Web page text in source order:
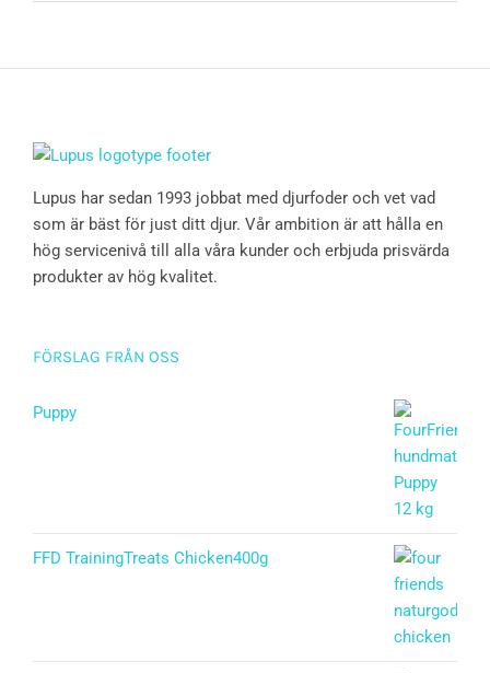
Lupus har sedan 1993 jobbat med djurfoder och vet vad
som är bäst för just ditt djur. Vår ambition är att hålla en
hög servicenivå till alla våra kunder och erbjuda prisvärda
produkter av hög kvalitet.
FÖRSLAG FRÅN OSS
Puppy
FFD TrainingTreats Chicken400g